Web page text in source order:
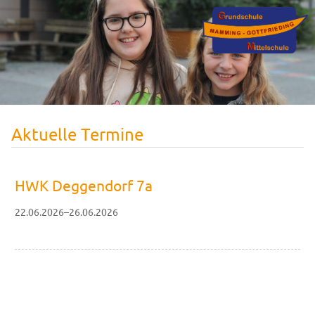
Aktuelle Termine
HWK Deggendorf 7a
22.06.2026–26.06.2026